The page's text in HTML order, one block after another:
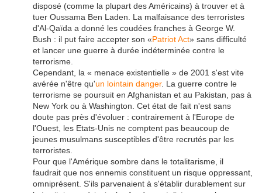
disposé (comme la plupart des Américains) à trouver et à
tuer Oussama Ben Laden. La malfaisance des terroristes
d'Al-Qaïda a donné les coudées franches à George W.
Bush : il put faire accepter son «Patriot Act» sans difficulté
et lancer une guerre à durée indéterminée contre le
terrorisme.
Cependant, la « menace existentielle » de 2001 s'est vite
avérée n'être qu'un lointain danger. La guerre contre le
terrorisme se poursuit en Afghanistan et au Pakistan, pas à
New York ou à Washington. Cet état de fait n'est sans
doute pas près d'évoluer : contrairement à l'Europe de
l'Ouest, les Etats-Unis ne comptent pas beaucoup de
jeunes musulmans susceptibles d'être recrutés par les
terroristes.
Pour que l'Amérique sombre dans le totalitarisme, il
faudrait que nos ennemis constituent un risque oppressant,
omniprésent. S'ils parvenaient à s'établir durablement sur